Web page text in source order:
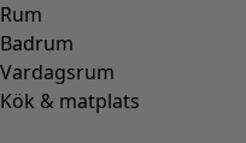
Rum
Badrum
Vardagsrum
Kök & matplats